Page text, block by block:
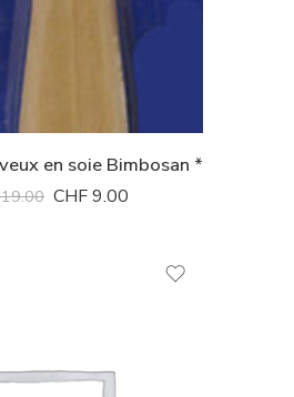
en soie Bimbosan *
CHF9.00